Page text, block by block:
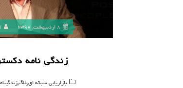
8 اردیبهشت, 1397
زندگی نامه
بازاریابی شبکه ای,بلاگ,